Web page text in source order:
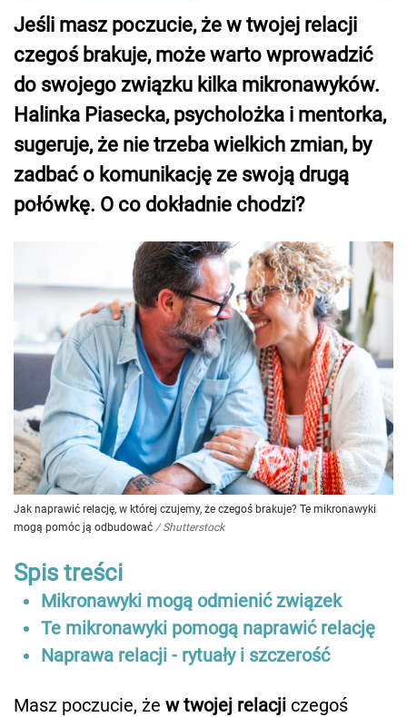
Jeśli masz poczucie, że w twojej relacji
czegoś brakuje, może warto wprowadzić
do swojego związku kilka mikronawyków.
Halinka Piasecka, psycholożka i mentorka,
sugeruje, że nie trzeba wielkich zmian, by
zadbać o komunikację ze swoją drugą
połówkę. O co dokładnie chodzi?
Jak naprawić relację, w której czujemy, że czegoś brakuje? Te mikronawyki
mogą pomóc ją odbudować / Shutterstock
Spis treści
Mikronawyki mogą odmienić związek
Te mikronawyki pomogą naprawić relację
Naprawa relacji - rytuały i szczerość
Masz poczucie, że w twojej relacji czegoś